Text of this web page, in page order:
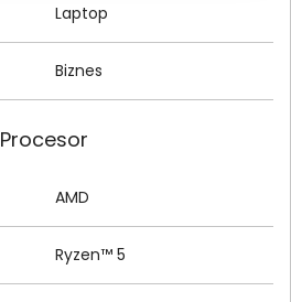
Laptop
Biznes
Procesor
AMD
Ryzen™ 5